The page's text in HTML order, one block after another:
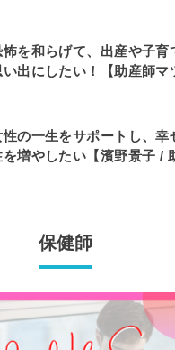
怖を和らげて、出産や子育
い出にしたい！【助産師マ
性の一生をサポートし、幸
を増やしたい【濱野景子 /
保健師